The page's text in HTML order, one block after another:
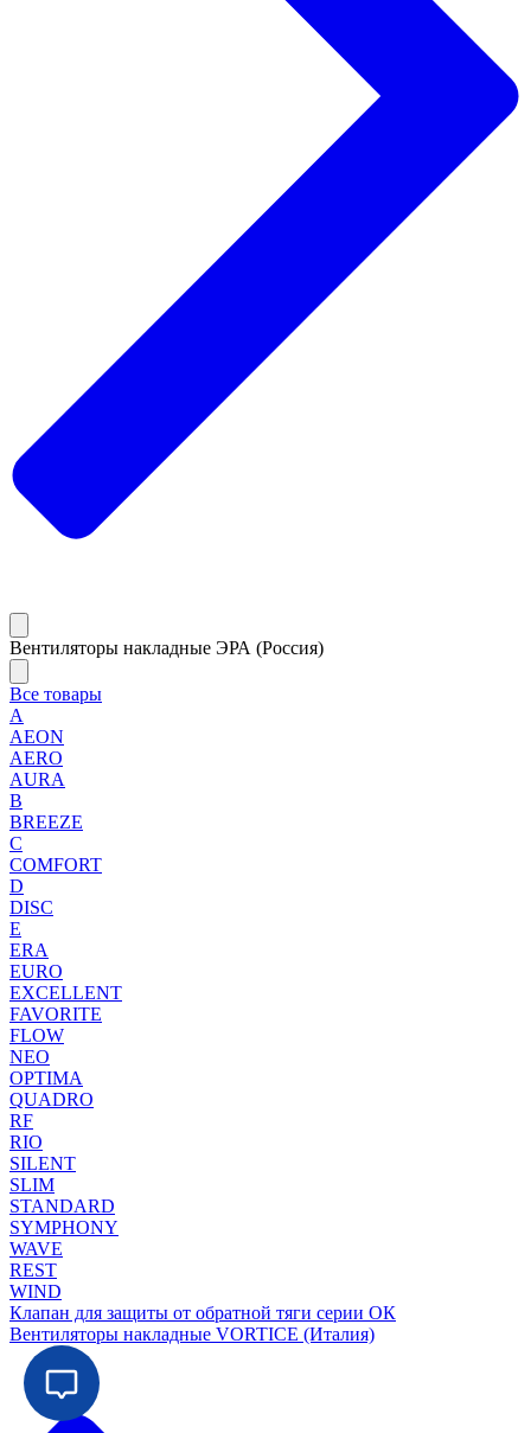
Вентиляторы накладные ЭРА (Россия)
Все товары
A
AEON
AERO
AURA
B
BREEZE
C
COMFORT
D
DISC
E
ERA
EURO
EXCELLENT
FAVORITE
FLOW
NEO
OPTIMA
QUADRO
RF
RIO
SILENT
SLIM
STANDARD
SYMPHONY
WAVE
REST
WIND
Клапан для защиты от обратной тяги серии ОК
Вентиляторы накладные VORTICE (Италия)